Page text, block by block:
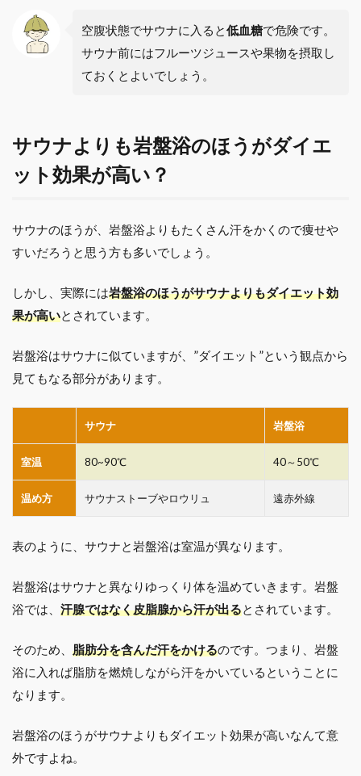
空腹状態でサウナに入ると低血糖で危険です。
サウナ前にはフルーツジュースや果物を摂取し
ておくとよいでしょう。
サウナよりも岩盤浴のほうがダイエ
ット効果が高い？
サウナのほうが、岩盤浴よりもたくさん汗をかくので痩せや
すいだろうと思う方も多いでしょう。
しかし、実際には岩盤浴のほうがサウナよりもダイエット効
果が高いとされています。
岩盤浴はサウナに似ていますが、”ダイエット”という観点から
見てもなる部分があります。
サウナ 岩盤浴
室温 80~90℃ 40～50℃
温め方 サウナストーブやロウリュ 遠赤外線
表のように、サウナと岩盤浴は室温が異なります。
岩盤浴はサウナと異なりゆっくり体を温めていきます。岩盤
浴では、 汗腺ではなく皮脂腺から汗が出るとされています。
そのため、 脂肪分を含んだ汗をかけるのです。つまり、岩盤
浴に入れば脂肪を燃焼しながら汗をかいているということに
なります。
岩盤浴のほうがサウナよりもダイエット効果が高いなんて意
外ですよね。